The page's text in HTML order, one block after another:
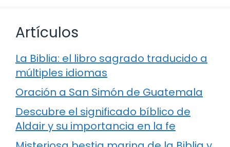
Artículos
La Biblia: el libro sagrado traducido a
múltiples idiomas
Oración a San Simón de Guatemala
Descubre el significado bíblico de
Aldair y su importancia en la fe